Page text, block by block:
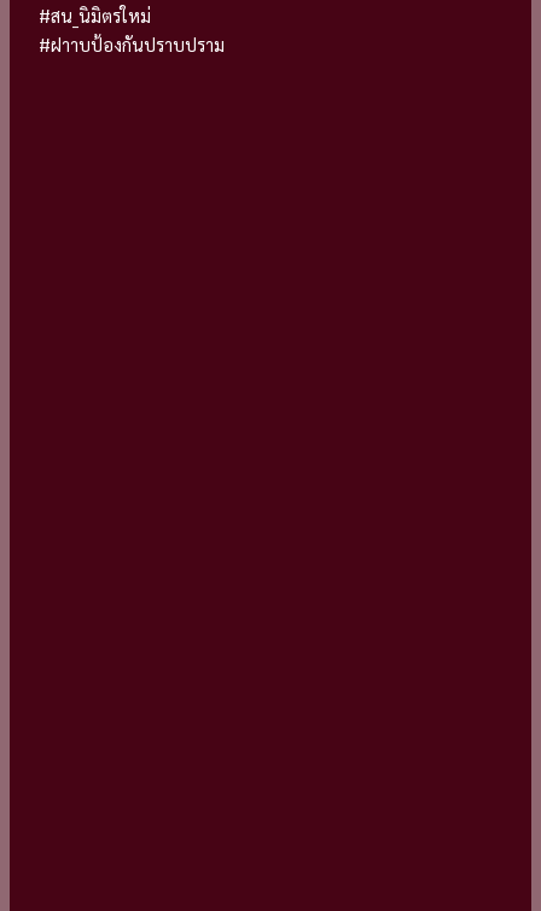
#สน_นิมิตรใหม่
#ฝาาบป้องกันปราบปราม